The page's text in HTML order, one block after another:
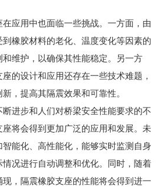
应用中也面临一些挑战。一方面，由
橡胶材料的老化、温度变化等因素的
维护，以确保其性能稳定。另一方
的设计和应用还存在一些技术难题，
，提高其隔震效果和可靠性。
进步和人们对桥梁安全性能要求的不
将会得到更加广泛的应用和发展。未
能化、高性能化，能够实时监测自身
况进行自动调整和优化。同时，随着
，隔震橡胶支座的性能将会得到进一